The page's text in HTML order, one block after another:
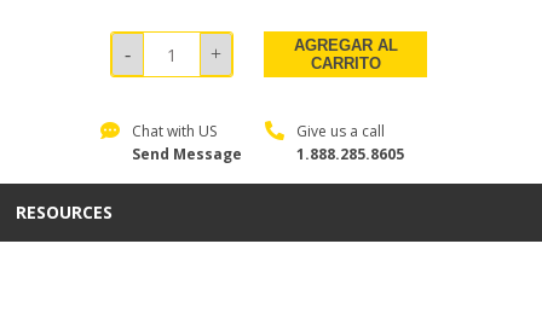
AGREGAR AL
CARRITO
Chat with US
Send Message
Give us a call
1.888.285.8605
RESOURCES